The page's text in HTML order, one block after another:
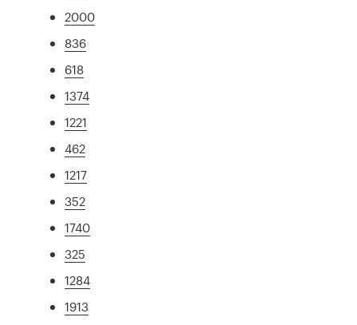
2000
836
618
1374
1221
462
1217
352
1740
325
1284
1913